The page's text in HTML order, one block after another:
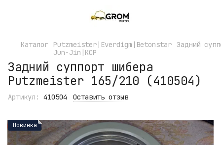
Каталог
Putzmeister|Everdigm|Betonstar
Jun-Jin|KCP
Задний
Задний суппорт шибера
Putzmeister 165/210 (410504)
Артикул: 410504 Оставить отзыв
Новинка